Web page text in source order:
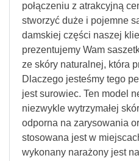
połączeniu z atrakcyjną
stworzyć duże i pojemne
damskiej części naszej
prezentujemy Wam
ze skóry naturalnej, która
Dlaczego jesteśmy tego
jest surowiec. Ten model
niezwykle wytrzymałej
odporna na zarysowania
stosowana jest w
wykonany narażony jest